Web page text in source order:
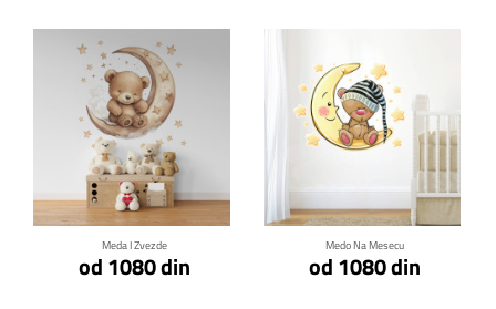
Meda I Zvezde
od 1080 din
Klikni za detalje
Medo Na Mesecu
od 1080 din